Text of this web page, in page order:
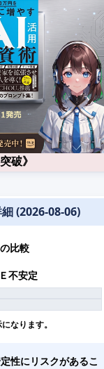
破》
(2026-08-06)
比較
不安定
なります。
性にリスクがあるこ